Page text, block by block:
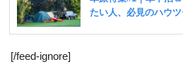
[/feed-ignore]